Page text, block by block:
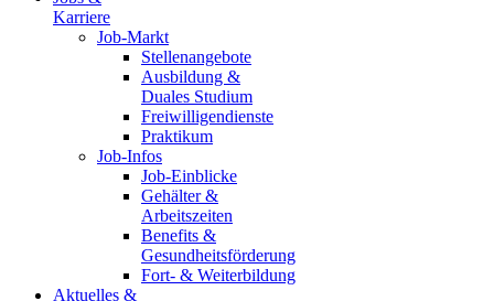
Karriere
Job-Markt
Stellenangebote
Ausbildung &
Duales Studium
Freiwilligendienste
Praktikum
Job-Infos
Job-Einblicke
Gehälter &
Arbeitszeiten
Benefits &
Gesundheitsförderung
Fort- & Weiterbildung
Aktuelles &